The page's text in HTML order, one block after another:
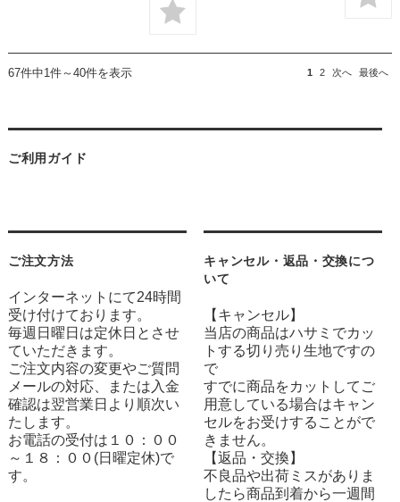
67件中1件～40件を表示 1 2 次へ 最後へ
ご利用ガイド
ご注文方法
インターネットにて24時間
受け付けております。
毎週日曜日は定休日とさせ
ていただきます。
ご注文内容の変更やご質問
メールの対応、または入金
確認は翌営業日より順次い
たします。
お電話の受付は１０：００
～１８：００(日曜定休)で
す。
キャンセル・返品・交換につ
いて
【キャンセル】
当店の商品はハサミでカッ
トする切り売り生地ですの
で
すでに商品をカットしてご
用意している場合はキャン
セルをお受けすることがで
きません。
【返品・交換】
不良品や出荷ミスがありま
したら商品到着から一週間